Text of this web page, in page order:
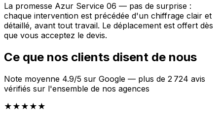
La promesse Azur Service 06 — pas de surprise :
chaque intervention est précédée d'un chiffrage clair et
détaillé, avant tout travail. Le déplacement est offert dès
que vous acceptez le devis.
Ce que nos clients disent de nous
Note moyenne 4.9/5 sur Google — plus de 2 724 avis
vérifiés sur l'ensemble de nos agences
★★★★★